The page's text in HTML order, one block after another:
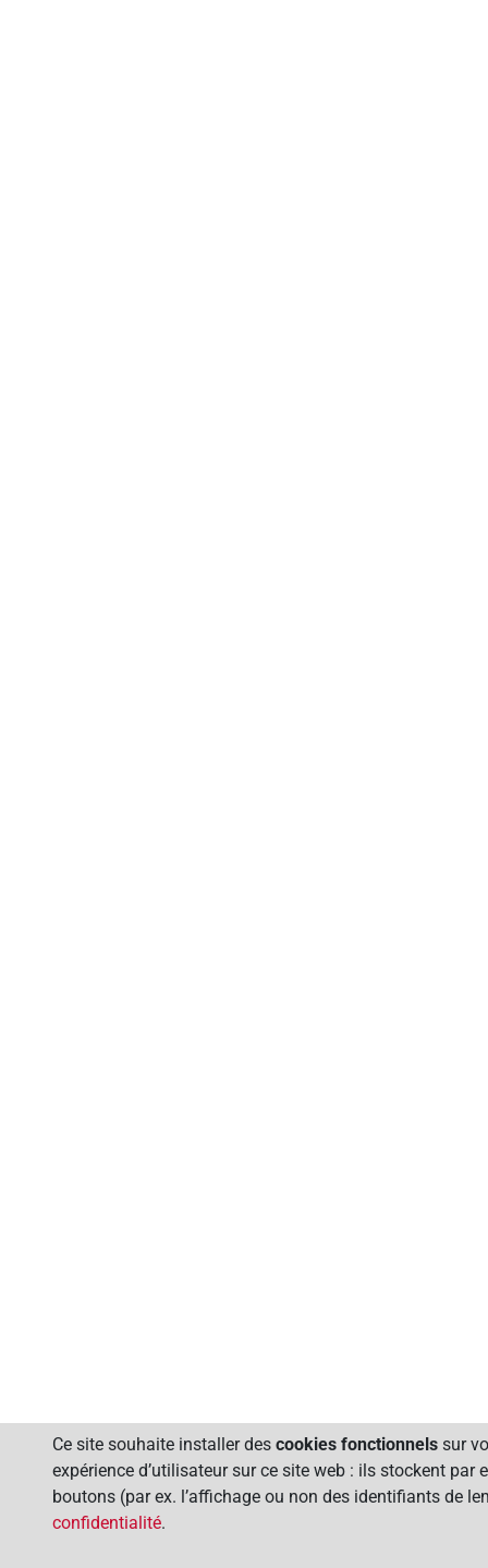
Ce site souhaite installer des cookies fonctionnels sur
expérience d’utilisateur sur ce site web : ils stockent
boutons (par ex. l’affichage ou non des identifiants de
confidentialité.